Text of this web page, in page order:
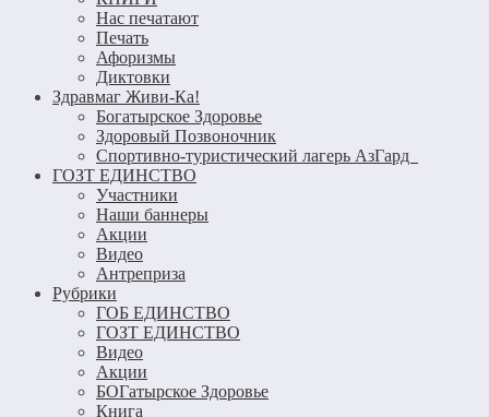
Нас печатают
Печать
Афоризмы
Диктовки
Здравмаг Живи-Ка!
Богатырское Здоровье
Здоровый Позвоночник
Спортивно-туристический лагерь АзГард
ГОЗТ ЕДИНСТВО
Участники
Наши баннеры
Акции
Видео
Антреприза
Рубрики
ГОБ ЕДИНСТВО
ГОЗТ ЕДИНСТВО
Видео
Акции
БОГатырское Здоровье
Книга